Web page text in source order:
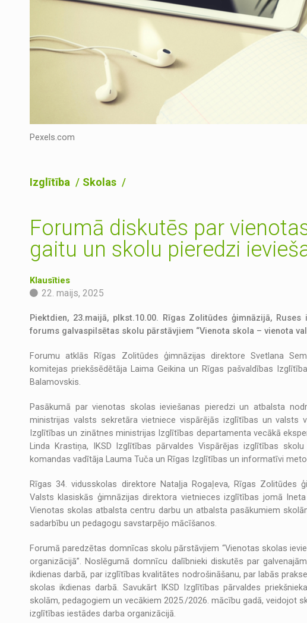
Pexels.com
Izglītība Skolas
Forumā diskutēs par
gaitu un skolu pieredzi
Klausīties
22. maijs, 2025
Piektdien, 23.maijā, plkst.10.00. Rīgas Zolitūdes ģimnāzijā,
forums galvaspilsētas skolu pārstāvjiem “Vienota skola – vienota
Forumu atklās Rīgas Zolitūdes ģimnāzijas direktore Svetlana
komitejas priekšsēdētāja Laima Geikina un Rīgas pašvaldības
Balamovskis.
Pasākumā par vienotas skolas ieviešanas pieredzi un atbalsta
ministrijas valsts sekretāra vietniece vispārējās izglītības un valsts
Izglītības un zinātnes ministrijas Izglītības departamenta vecākā
Linda Krastiņa, IKSD Izglītības pārvaldes Vispārējas izglītības
komandas vadītāja Lauma Tuča un Rīgas Izglītības un informatīvi
Rīgas 34. vidusskolas direktore Nataļja Rogaļeva, Rīgas Zolitūdes
Valsts klasiskās ģimnāzijas direktora vietnieces izglītības jomā
Vienotas skolas atbalsta centru darbu un atbalsta pasākumiem
sadarbību un pedagogu savstarpējo mācīšanos.
Forumā paredzētas domnīcas skolu pārstāvjiem “Vienotas skolas
organizācijā”. Noslēgumā domnīcu dalībnieki diskutēs par
ikdienas darbā, par izglītības kvalitātes nodrošināšanu, par labās
skolas ikdienas darbā. Savukārt IKSD Izglītības pārvaldes
skolām, pedagogiem un vecākiem 2025./2026. mācību gadā, veidojot
izglītības iestādes darba organizācijā.